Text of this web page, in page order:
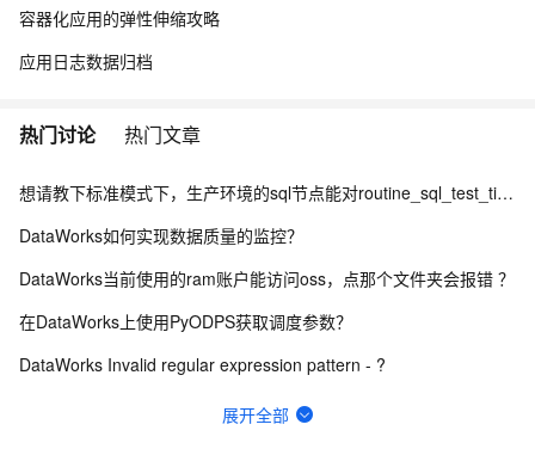
容器化应用的弹性伸缩攻略
应用日志数据归档
热门讨论 热门文章
想请教下标准模式下，生产环境的sql节点能对routine_sql_test_tianyi进行sel
DataWorks如何实现数据质量的监控？
DataWorks当前使用的ram账户能访问oss，点那个文件夹会报错 ？
在DataWorks上使用PyODPS获取调度参数？
DataWorks Invalid regular expression pattern - ?
数据来源：com.alibaba.fastjson.JSONException: syntax er
展开全部